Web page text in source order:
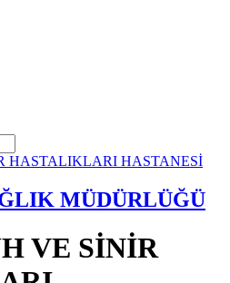
MÜDÜRLÜĞÜ
VE SİNİR